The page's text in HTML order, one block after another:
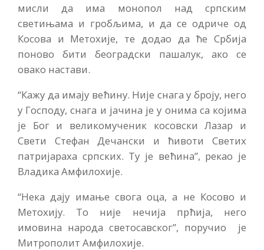
мисли да има монопол над српским
светињама и гробљима, и да се одриче од
Косова и Метохије, те додао да ће Србија
поново бити београдски пашалук, ако се
овако настави.
“Кажу да имају већину. Није снага у броју, него
у Господу, снага и јачина је у онима са којима
је Бог и великомученик косовски Лазар и
Свети Стефан Дечански и ћивоти Светих
патријараха српских. Ту је већина”, рекао је
Владика Амфилохије.
“Нека дају имање свога оца, а не Косово и
Метохију. То није нечија прћија, него
имовина народа светосавског”, поручио је
Митрополит Амфилохије.